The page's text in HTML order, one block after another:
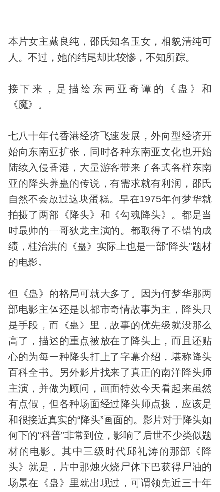
本片女主戴良纯，邵氏知名玉女，相貌清纯可
人。不过，她的结尾却比较惨，不知所踪。
接下来，是描绘东南亚奇谭的《蛊》和
《魔》。
七八十年代香港经济飞速发展，外向型经济开
始向东南亚扩张，同时各种东南亚文化也开始
陆续入侵香港，大量游客带来了各式各样东南
亚的降头养蛊的传说，有需求就有利润，邵氏
自然不会放过这块蛋糕。早在1975年何梦华就
拍摄了两部《降头》和《勾魂降头》。都是当
时最帅的一哥狄龙主演的。都取得了不错的成
绩，桂治洪的《蛊》实际上也是一部“降头”题材
的电影。
但《蛊》的格局可就大多了。因为何梦华那两
部电影主体还是以都市奇情故事为主，降头只
是手段，而《蛊》里，故事的优先级就没那么
高了，描述的重点被放在了降头上，而且还贴
心的为每一种降头打上了字幕介绍，堪称降头
百科全书。另外影片找来了真正的南洋降头师
主演，并做为顾问，画面特效今天看起来虽然
有点假，但各种场面经过降头师点拨，应该是
和很接近真实的“降头”画面的。影片对于降头如
何下的“科普”非常到位，影响了后世不少类似题
材的电影。其中三级时代邱礼涛的那部《降
头》就是，片中那烛火烧尸体下巴获得尸油的
场景在《蛊》里就出现过，可谓领先近三十年